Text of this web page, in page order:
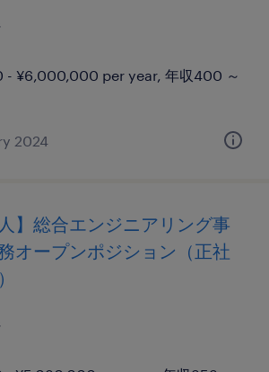
¥6,000,000 per year, 年収400 ～
2024
】総合エンジニアリング事
オープンポジション（正社